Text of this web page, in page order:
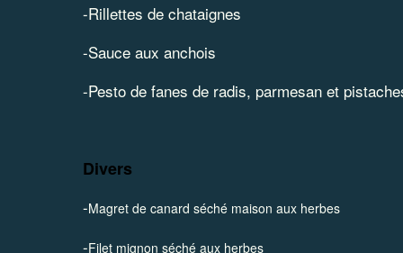
-Rillettes de chataignes
-Sauce aux anchois
-Pesto de fanes de radis, parmesan et
Divers
-Magret de canard séché maison aux herbes
-Filet mignon séché aux herbes